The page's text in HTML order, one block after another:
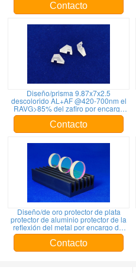
Contacto
Diseño/prisma 9.87x7x2.5
descolorido AL+AF @420-700nm el
RAVG>85% del zafiro por encargo
del OEM/del ODM
Contacto
Diseño/de oro protector de plata
protector de aluminio protector de la
reflexión del metal por encargo del
OEM/del ODM
Contacto